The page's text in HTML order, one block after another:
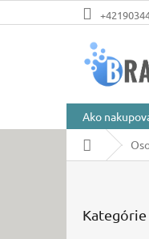
na
Ako
Domov
kategórie
Kategórie